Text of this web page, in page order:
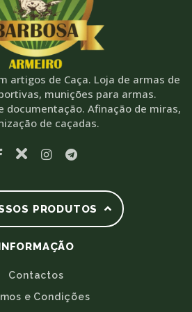
artigos de Caça. Loja de armas de
munições para armas.
documentação. Afinação de miras,
de caçadas.
PRODUTOS
Contactos
e Condições